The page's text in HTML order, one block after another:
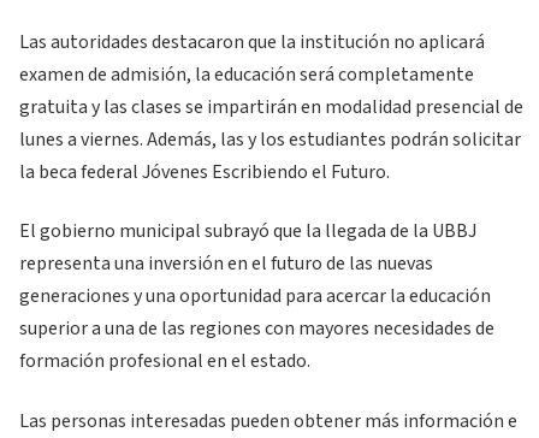
Las autoridades destacaron que la institución no aplicará
examen de admisión, la educación será completamente
gratuita y las clases se impartirán en modalidad presencial de
lunes a viernes. Además, las y los estudiantes podrán solicitar
la beca federal Jóvenes Escribiendo el Futuro.
El gobierno municipal subrayó que la llegada de la UBBJ
representa una inversión en el futuro de las nuevas
generaciones y una oportunidad para acercar la educación
superior a una de las regiones con mayores necesidades de
formación profesional en el estado.
Las personas interesadas pueden obtener más información e